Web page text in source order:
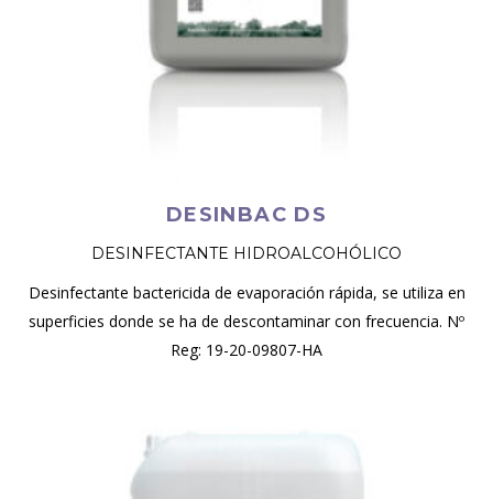
DESINBAC DS
DESINFECTANTE HIDROALCOHÓLICO
Desinfectante bactericida de evaporación rápida, se utiliza en
superficies donde se ha de descontaminar con frecuencia. Nº
Reg: 19-20-09807-HA